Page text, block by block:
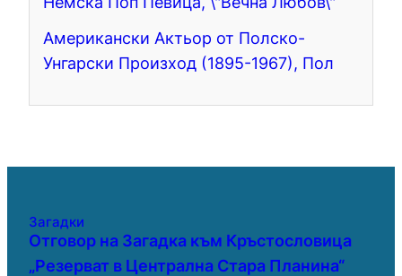
Американски Актьор от Полско-
Унгарски Произход (1895-1967), Пол
Загадки
Отговор на Загадка към Кръстословица
„Резерват в Централна Стара Планина“